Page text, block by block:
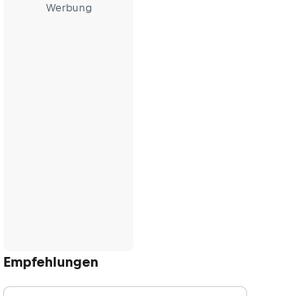
Werbung
Empfehlungen